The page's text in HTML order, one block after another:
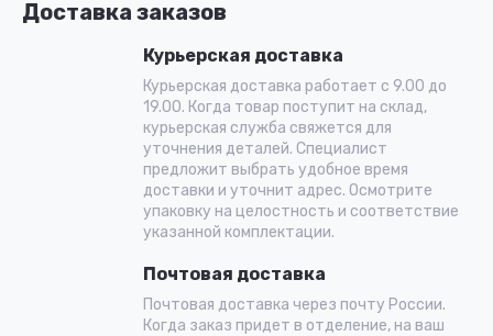
Доставка заказов
Курьерская доставка
Курьерская доставка работает с 9.00 до
19.00. Когда товар поступит на склад,
курьерская служба свяжется для
уточнения деталей. Специалист
предложит выбрать удобное время
доставки и уточнит адрес. Осмотрите
упаковку на целостность и соответствие
указанной комплектации.
Почтовая доставка
Почтовая доставка через почту России.
Когда заказ придет в отделение, на ваш